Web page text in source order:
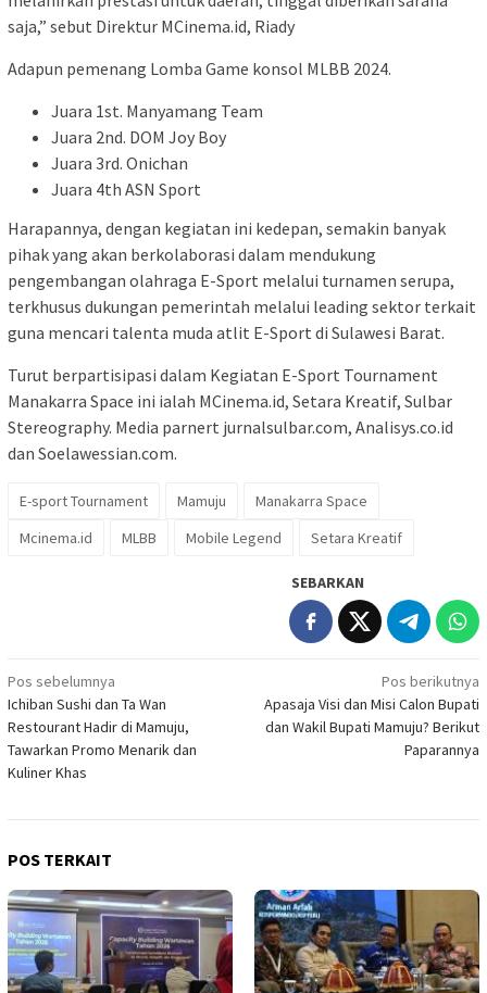
saja,” sebut Direktur MCinema.id, Riady
Adapun pemenang Lomba Game konsol MLBB 2024.
Juara 1st. Manyamang Team
Juara 2nd. DOM Joy Boy
Juara 3rd. Onichan
Juara 4th ASN Sport
Harapannya, dengan kegiatan ini kedepan, semakin banyak
pihak yang akan berkolaborasi dalam mendukung
pengembangan olahraga E-Sport melalui turnamen serupa,
terkhusus dukungan pemerintah melalui leading sektor terkait
guna mencari talenta muda atlit E-Sport di Sulawesi Barat.
Turut berpartisipasi dalam Kegiatan E-Sport Tournament
Manakarra Space ini ialah MCinema.id, Setara Kreatif, Sulbar
Stereography. Media parnert jurnalsulbar.com, Analisys.co.id
dan Soelawessian.com.
E-sport Tournament Mamuju
Manakarra Space
Mcinema.id
MLBB Mobile Legend Setara Kreatif
SEBARKAN
Navigasi
pos
Pos sebelumnya
Ichiban Sushi dan Ta Wan
Restourant Hadir di Mamuju,
Tawarkan Promo Menarik dan
Kuliner Khas
Pos berikutnya
Apasaja Visi dan Misi Calon Bupati
dan Wakil Bupati Mamuju? Berikut
Paparannya
POS TERKAIT